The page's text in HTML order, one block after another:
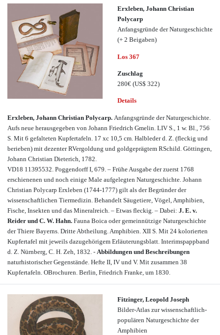
Erxleben, Johann Christian
Polycarp
Anfangsgründe der Naturgeschichte
(+ 2 Beigaben)
Los 367
Zuschlag
280€ (US$ 322)
Details
Erxleben, Johann Christian Polycarp. Anfangsgründe der Naturgeschichte.
Aufs neue herausgegeben von Johann Friedrich Gmelin. LIV S., 1 w. Bl., 756
S. Mit 6 gefalteten Kupfertafeln. 17 xc 10,5 cm. Halbleder d. Z. (fleckig und
berieben) mit dezenter RVergoldung und goldgeprägtem RSchild. Göttingen,
Johann Christian Dieterich, 1782.
VD18 11395532. Poggendorff I, 679. – Frühe Ausgabe der zuerst 1768
erschienenen und noch einige Male aufgelegten Naturgeschichte. Johann
Christian Polycarp Erxleben (1744-1777) gilt als der Begründer der
wissenschaftlichen Tiermedizin. Behandelt Säugetiere, Vögel, Amphibien,
Fische, Insekten und das Mineralreich. – Etwas fleckig. – Dabei: J. E. v.
Reider und C. W. Hahn. Fauna Boica oder gemeinnützige Naturgeschichte
der Thiere Bayerns. Dritte Abtheilung. Amphibien. XII S. Mit 24 kolorierten
Kupfertafel mit jeweils dazugehörigem Erläuterungsblatt. Interimspappband
d. Z. Nürnberg, C. H. Zeh, 1832. - Abbildungen und Beschreibungen
naturhistorischer Gegenstände. Hefte II, IV und V. Mit zusammen 38
Kupfertafeln. OBrochuren. Berlin, Friedrich Franke, um 1830.
Fitzinger, Leopold Joseph
Bilder-Atlas zur wissenschaftlich-
populären Naturgeschichte der
Amphibien